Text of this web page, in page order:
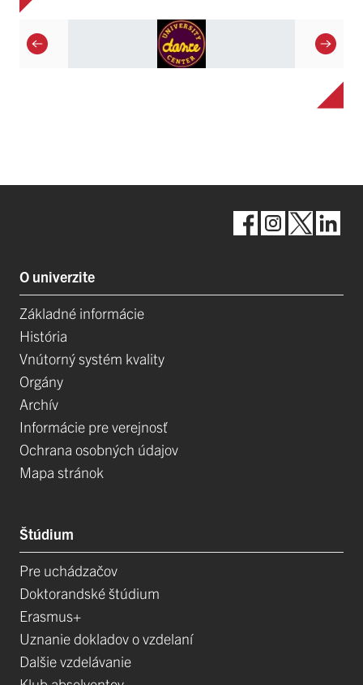
O univerzite
Základné informácie
História
Vnútorný systém kvality
Orgány
Archív
Informácie pre verejnosť
Ochrana osobných údajov
Mapa stránok
Štúdium
Pre uchádzačov
Doktorandské štúdium
Erasmus+
Uznanie dokladov o vzdelaní
Dalšie vzdelávanie